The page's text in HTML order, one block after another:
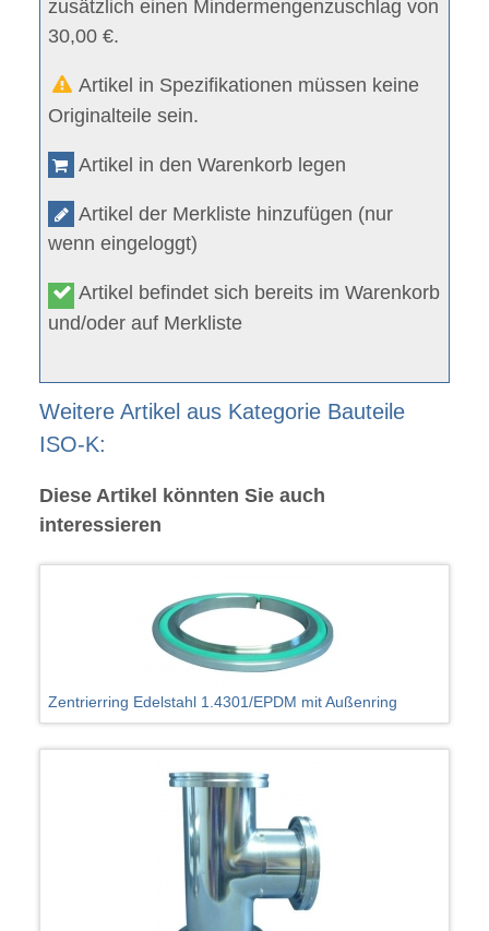
zusätzlich einen Mindermengenzuschlag von
30,00 €.
Artikel in Spezifikationen müssen keine
Originalteile sein.
Artikel in den Warenkorb legen
Artikel der Merkliste hinzufügen (nur
wenn eingeloggt)
Artikel befindet sich bereits im Warenkorb
und/oder auf Merkliste
Weitere Artikel aus Kategorie Bauteile
ISO-K:
Diese Artikel könnten Sie auch
interessieren
Zentrierring Edelstahl 1.4301/EPDM mit Außenring